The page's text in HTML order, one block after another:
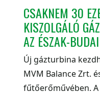
CSAKNEM 30
KISZOLGÁLÓ
AZ ÉSZAK-
Új gázturbina
MVM Balance Zrt.
fűtőerőművében.